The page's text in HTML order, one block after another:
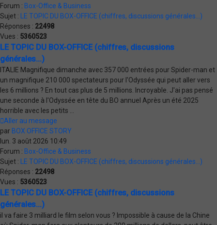
Forum : Box-Office & Business
Sujet :
LE TOPIC DU BOX-OFFICE (chiffres, discussions générales...)
Réponses : 22498
Vues : 5360523
LE TOPIC DU BOX-OFFICE (chiffres, discussions
générales...)
ITALIE Magnifique dimanche avec 357 000 entrées pour Spider-man et
un magnifique 210 000 spectateurs pour l'Odyssée qui peut aller vers
les 6 millions ? En tout cas plus de 5 millions. Incroyable. J'ai pas pensé
une seconde à l'Odyssée en tête du BO annuel Après un été 2025
horrible avec les petits ...
Aller au message
par BOX OFFICE STORY
lun. 3 août 2026 10:49
Forum : Box-Office & Business
Sujet :
LE TOPIC DU BOX-OFFICE (chiffres, discussions générales...)
Réponses : 22498
Vues : 5360523
LE TOPIC DU BOX-OFFICE (chiffres, discussions
générales...)
il va faire 3 milliard le film selon vous ? Impossible à cause de la Chine